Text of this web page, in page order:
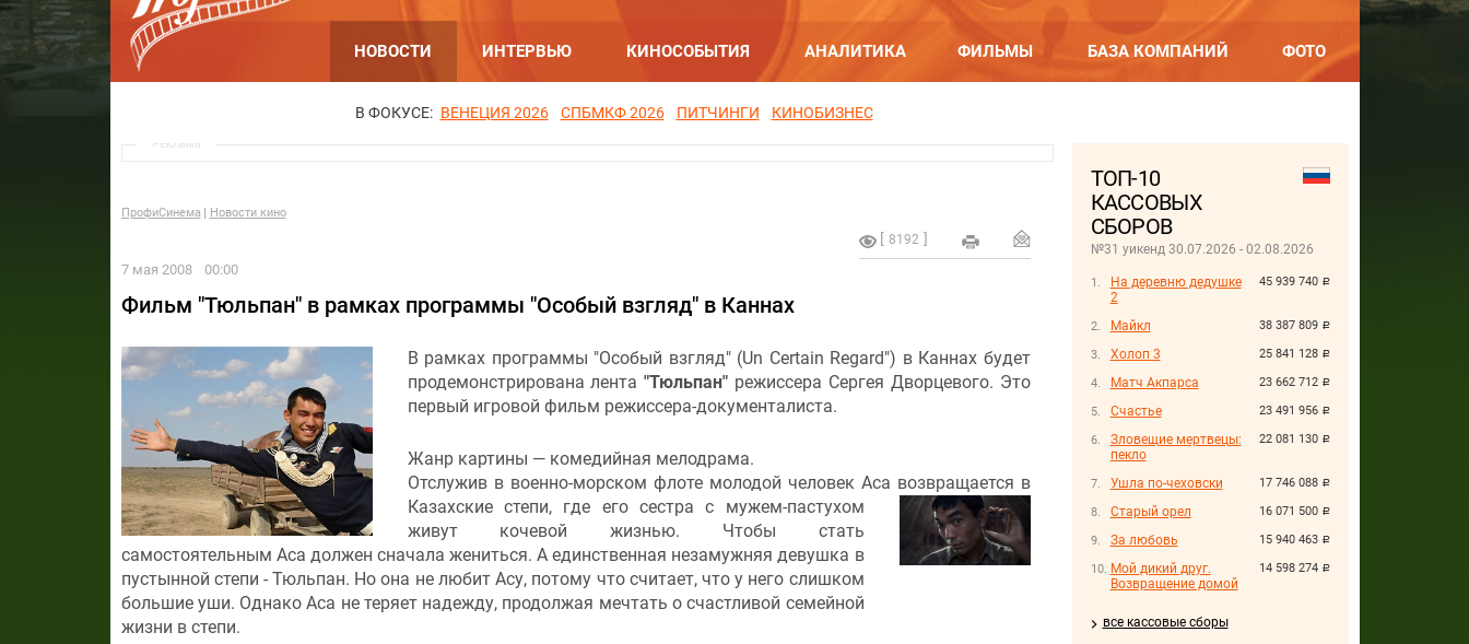
НОВОСТИ ИНТЕРВЬЮ КИНОСОБЫТИЯ АНАЛИТИКА ФИЛЬМЫ БАЗА КОМПАНИЙ ФОТО
В ФОКУСЕ: ВЕНЕЦИЯ 2026 СПБМКФ 2026 ПИТЧИНГИ КИНОБИЗНЕС
ТОП-10
КАССОВЫХ
СБОРОВ
№31 уикенд 30.07.2026 - 02.08.2026
45 939 740 руб.
На деревню дедушке
2
38 387 809 руб.
Майкл
25 841 128 руб.
Холоп 3
23 662 712 руб.
Матч Акпарса
23 491 956 руб.
Счастье
22 081 130 руб.
Зловещие мертвецы:
пекло
17 746 088 руб.
Ушла по-чеховски
16 071 500 руб.
Старый орел
15 940 463 руб.
За любовь
14 598 274 руб.
Мой дикий друг.
Возвращение домой
все кассовые сборы
Реклама
ПрофиСинема Новости кино
8192
7 мая 2008 00:00
Фильм "Тюльпан" в рамках программы "Особый взгляд" в Каннах
В рамках программы "Особый взгляд" (Un Certain Regard") в Каннах будет
продемонстрирована лента"Тюльпан" режиссера Сергея Дворцевого. Это
первый игровой фильм режиссера-документалиста.
Жанр картины — комедийная мелодрама.
Отслужив в военно-морском флоте молодой человек Аса возвращается в
Казахские степи, где его сестра с мужем-пастухом
живут кочевой жизнью. Чтобы стать
самостоятельным Аса должен сначала жениться. А единственная незамужняя девушка в
пустынной степи - Тюльпан. Но она не любит Асу, потому что считает, что у него слишком
большие уши. Однако Аса не теряет надежду, продолжая мечтать о счастливой семейной
жизни в степи.